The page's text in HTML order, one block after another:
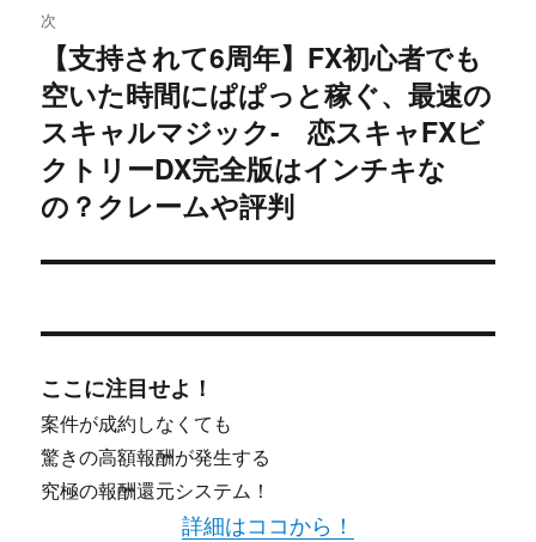
ー
シ
ョ
ン
次
の
投
稿:
【支持されて6周年】FX初心者でも
空いた時間にぱぱっと稼ぐ、最速の
スキャルマジック- 恋スキャFXビ
クトリーDX完全版はインチキな
の？クレームや評判
ここに注目せよ！
案件が成約しなくても
驚きの高額報酬が発生する
究極の報酬還元システム！
詳細はココから！